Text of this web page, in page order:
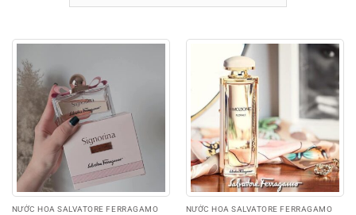
NƯỚC HOA SALVATORE FERRAGAMO NƯỚC HOA SALVATORE FERRAGAMO